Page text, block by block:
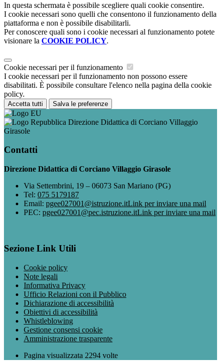
In questa schermata è possibile scegliere quali cookie consentire.
I cookie necessari sono quelli che consentono il funzionamento della
piattaforma e non è possibile disabilitarli.
Per conoscere quali sono i cookie necessari al funzionamento potete
visionare la COOKIE POLICY.
Cookie necessari per il funzionamento
I cookie necessari per il funzionamento non possono essere
disabilitati. È possibile consultare l'elenco nella pagina della cookie
policy.
Accetta tutti Salva le preferenze
Direzione Didattica di Corciano Villaggio
Girasole
Contatti
Direzione Didattica di Corciano Villaggio Girasole
Via Settembrini, 19 – 06073 San Mariano (PG)
Tel: 075 5179187
Email: pgee027001@istruzione.itLink per inviare una mail
PEC: pgee027001@pec.istruzione.itLink per inviare una mail
Sezione Link Utili
Cookie policy
Note legali
Informativa Privacy
Ufficio Relazioni con il Pubblico
Dichiarazione di accessibilità
Obiettivi di accessibilità
Whistleblowing
Gestione consensi cookie
Amministrazione trasparente
Pagina visualizzata 2294 volte